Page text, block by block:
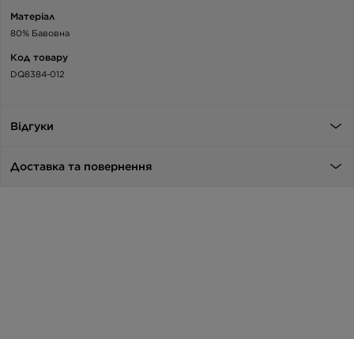
Матеріал
80% Бавовна
Код товару
DQ8384-012
Відгуки
Доставка та повернення